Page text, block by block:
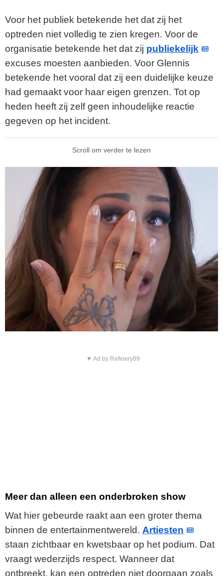
Voor het publiek betekende het dat zij het
optreden niet volledig te zien kregen. Voor de
organisatie betekende het dat zij publiekelijk
excuses moesten aanbieden. Voor Glennis
betekende het vooral dat zij een duidelijke keuze
had gemaakt voor haar eigen grenzen. Tot op
heden heeft zij zelf geen inhoudelijke reactie
gegeven op het incident.
Scroll om verder te lezen
▼ Ad by Refinery89
Meer dan alleen een onderbroken show
Wat hier gebeurde raakt aan een groter thema
binnen de entertainmentwereld. Artiesten
staan zichtbaar en kwetsbaar op het podium. Dat
vraagt wederzijds respect. Wanneer dat
ontbreekt, kan een optreden niet doorgaan zoals